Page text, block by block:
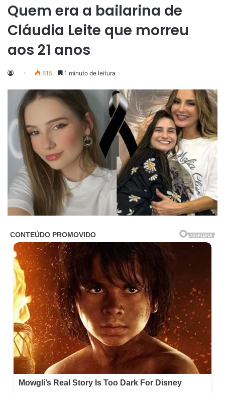
Quem era a bailarina de
Cláudia Leite que morreu
aos 21 anos
815 1 minuto de leitura